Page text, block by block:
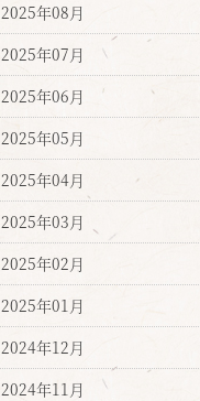
2025年08月
2025年07月
2025年06月
2025年05月
2025年04月
2025年03月
2025年02月
2025年01月
2024年12月
2024年11月